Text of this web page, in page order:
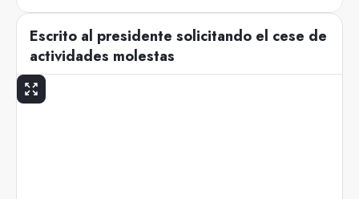
Escrito al presidente solicitando el cese de
actividades molestas